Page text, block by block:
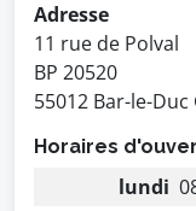
Adresse
11 rue de Polval
BP 20520
55012 Bar-le-Duc
Horaires
lundi